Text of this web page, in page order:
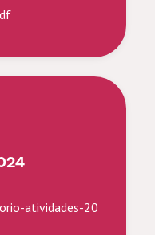
atividades-20